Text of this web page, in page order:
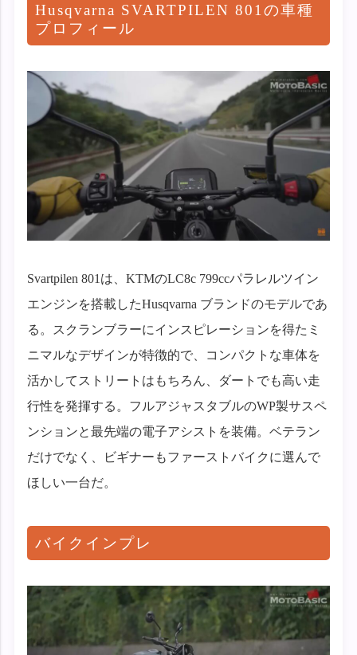
Husqvarna SVARTPILEN 801の車種
プロフィール
Svartpilen 801は、KTMのLC8c 799ccパラレルツイン
エンジンを搭載したHusqvarna ブランドのモデルであ
る。スクランブラーにインスピレーションを得たミ
ニマルなデザインが特徴的で、コンパクトな車体を
活かしてストリートはもちろん、ダートでも高い走
行性を発揮する。フルアジャスタブルのWP製サスペ
ンションと最先端の電子アシストを装備。ベテラン
だけでなく、ビギナーもファーストバイクに選んで
ほしい一台だ。
バイクインプレ